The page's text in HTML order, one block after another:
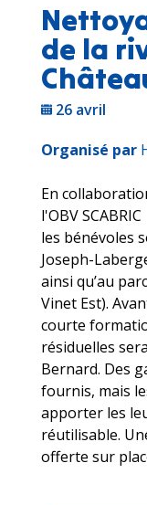
de la
26 avril
Organisé par
En
l'OBV SCABRIC
les bénévoles
Joseph-
ainsi qu’au
Vinet Est).
courte
résiduelles
Bernard. Des
fournis, mais
apporter les
réutilisable.
offerte sur